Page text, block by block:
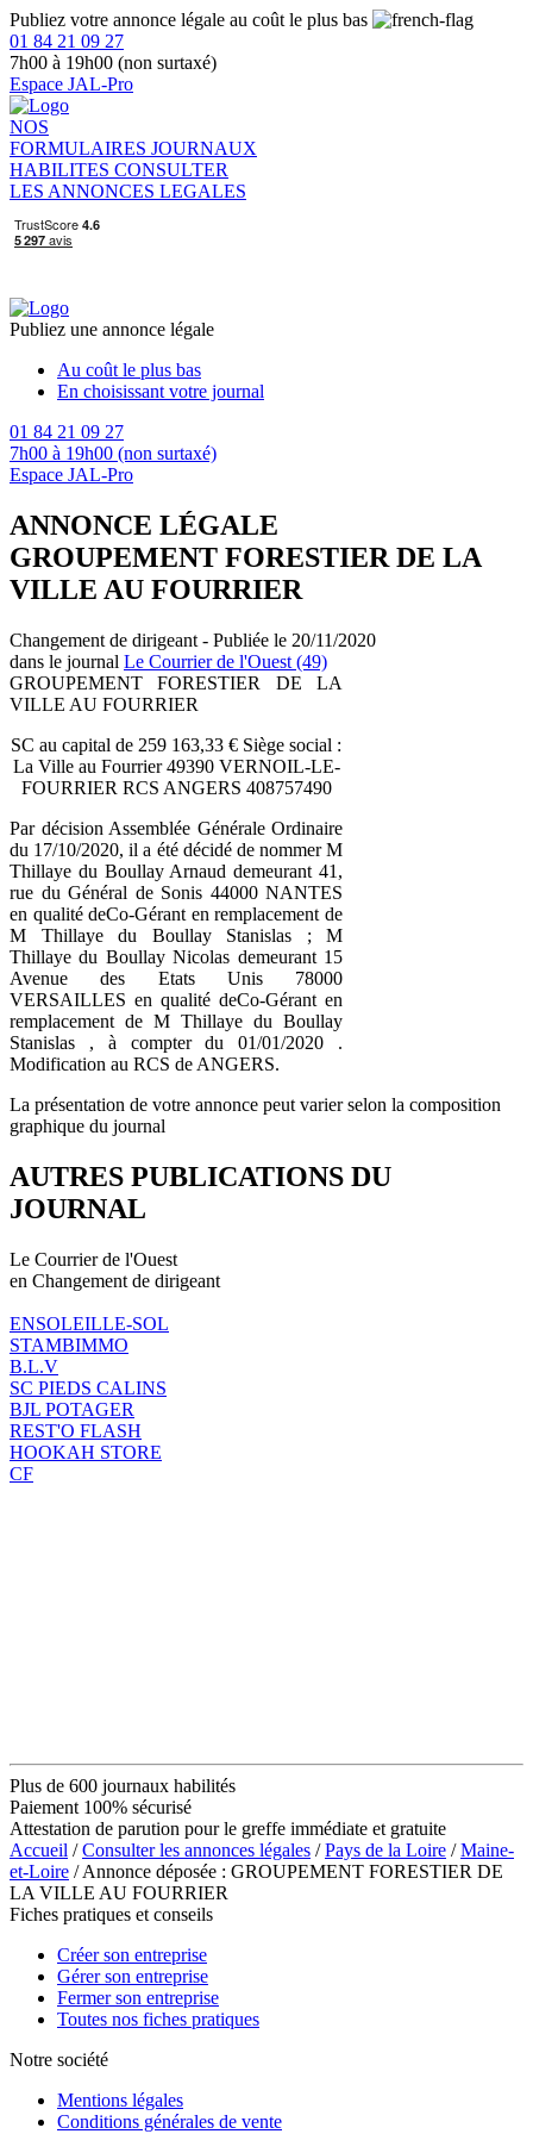
Publiez votre annonce légale au coût le plus bas
01 84 21 09 27
7h00 à 19h00 (non surtaxé)
Espace JAL-Pro
NOS
FORMULAIRES JOURNAUX
HABILITES CONSULTER
LES ANNONCES LEGALES
Publiez une annonce légale
Au coût le plus bas
En choisissant votre journal
01 84 21 09 27
7h00 à 19h00 (non surtaxé)
Espace JAL-Pro
ANNONCE LÉGALE
GROUPEMENT FORESTIER DE LA
VILLE AU FOURRIER
Changement de dirigeant - Publiée le 20/11/2020
dans le journal Le Courrier de l'Ouest (49)
GROUPEMENT FORESTIER DE LA
VILLE AU FOURRIER
SC au capital de 259 163,33 € Siège social :
La Ville au Fourrier 49390 VERNOIL-LE-
FOURRIER RCS ANGERS 408757490
Par décision Assemblée Générale Ordinaire
du 17/10/2020, il a été décidé de nommer M
Thillaye du Boullay Arnaud demeurant 41,
rue du Général de Sonis 44000 NANTES
en qualité deCo-Gérant en remplacement de
M Thillaye du Boullay Stanislas ; M
Thillaye du Boullay Nicolas demeurant 15
Avenue des Etats Unis 78000
VERSAILLES en qualité deCo-Gérant en
remplacement de M Thillaye du Boullay
Stanislas , à compter du 01/01/2020 .
Modification au RCS de ANGERS.
La présentation de votre annonce peut varier selon la composition
graphique du journal
AUTRES PUBLICATIONS DU
JOURNAL
Le Courrier de l'Ouest
en Changement de dirigeant
ENSOLEILLE-SOL
STAMBIMMO
B.L.V
SC PIEDS CALINS
BJL POTAGER
REST'O FLASH
HOOKAH STORE
CF
Plus de 600 journaux habilités
Paiement 100% sécurisé
Attestation de parution pour le greffe immédiate et gratuite
Accueil /Consulter les annonces légales /Pays de la Loire /Maine-
et-Loire / Annonce déposée : GROUPEMENT FORESTIER DE
LA VILLE AU FOURRIER
Fiches pratiques et conseils
Créer son entreprise
Gérer son entreprise
Fermer son entreprise
Toutes nos fiches pratiques
Notre société
Mentions légales
Conditions générales de vente